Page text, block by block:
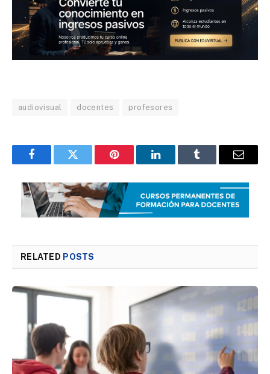
audiovisual docentes profesores
FacebookTwitter Pinterest LinkedInTumblr Email
RELATED POSTS